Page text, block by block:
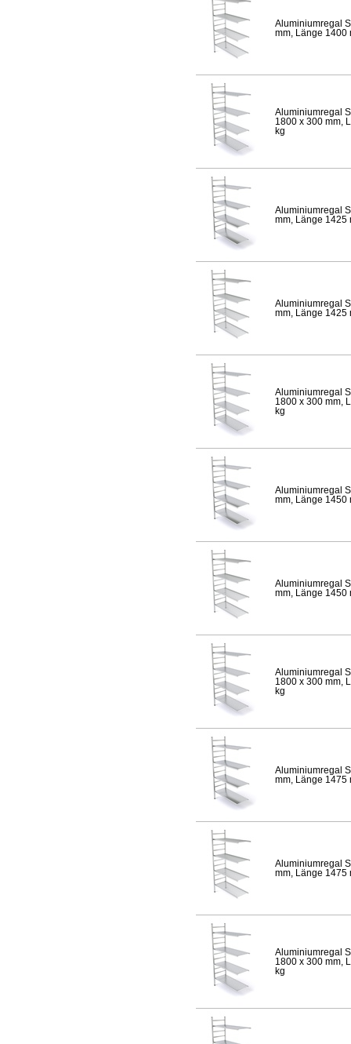
Aluminiumregal
mm, Länge 1400
Aluminiumregal
1800 x 300 mm,
kg
Aluminiumregal
mm, Länge 1425
Aluminiumregal
mm, Länge 1425
Aluminiumregal
1800 x 300 mm,
kg
Aluminiumregal
mm, Länge 1450
Aluminiumregal
mm, Länge 1450
Aluminiumregal
1800 x 300 mm,
kg
Aluminiumregal
mm, Länge 1475
Aluminiumregal
mm, Länge 1475
Aluminiumregal
1800 x 300 mm,
kg